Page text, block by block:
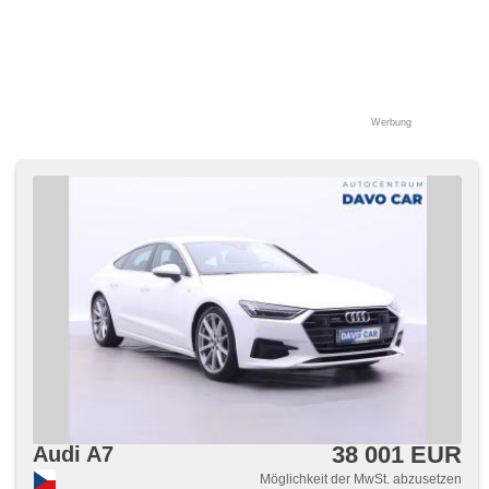
Werbung
Audi A7 38 001 EUR
Möglichkeit der MwSt. abzusetzen